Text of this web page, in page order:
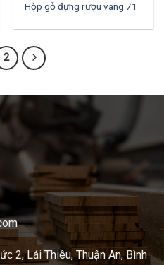
Hộp gỗ đựng rượu vang 71
2
2, Lái Thiêu, Thuận An, Bình